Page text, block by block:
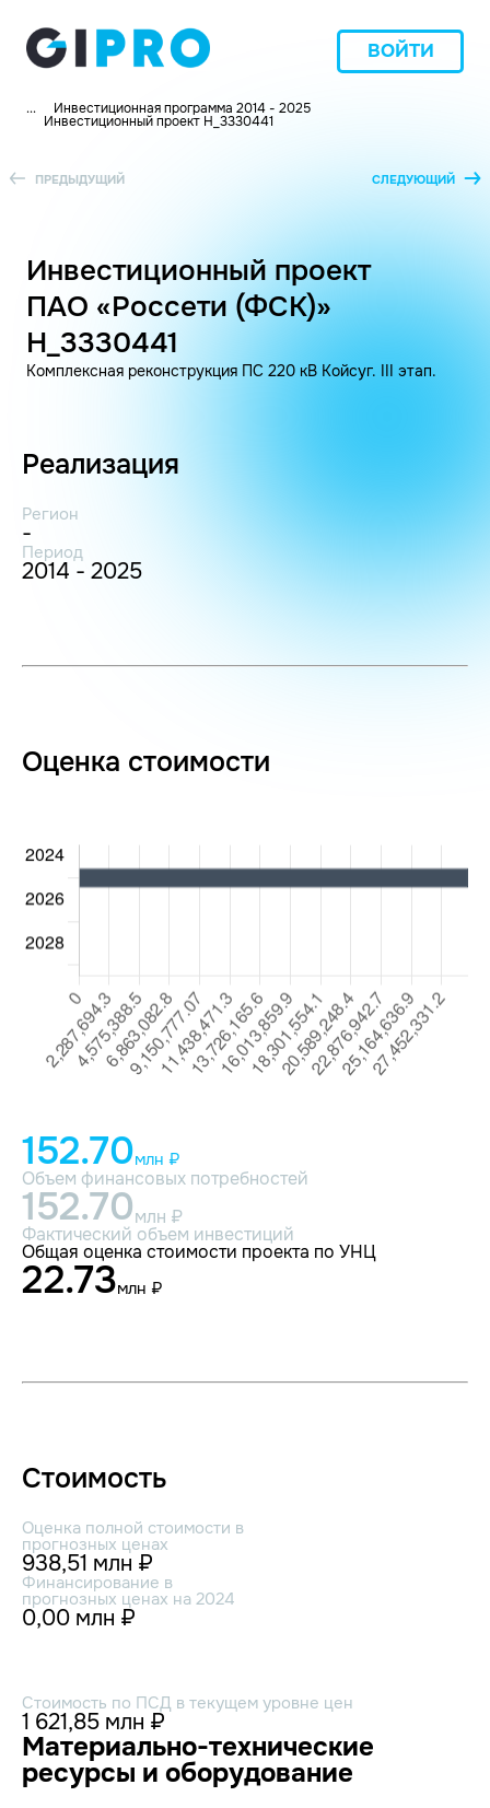
ВОЙТИ
... Инвестиционная программа 2014 - 2025
Инвестиционный проект H_3330441
ПРЕДЫДУЩИЙ СЛЕДУЮЩИЙ
Инвестиционный проект
ПАО «Россети (ФСК)»
H_3330441
Комплексная реконструкция ПС 220 кВ Койсуг. III этап.
Реализация
Регион
-
Период
2014 - 2025
Оценка стоимости
152.70млн ₽
Объем финансовых потребностей
152.70млн ₽
Фактический объем инвестиций
Общая оценка стоимости проекта по УНЦ
22.73млн ₽
Стоимость
Оценка полной стоимости в
прогнозных ценах
938,51 млн ₽
Финансирование в
прогнозных ценах на 2024
0,00 млн ₽
Стоимость по ПСД в текущем уровне цен
1 621,85 млн ₽
Материально-технические
ресурсы и оборудование